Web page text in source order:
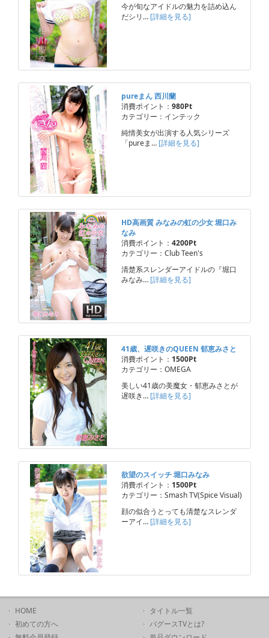
今が旬なアイドルの魅力を詰め込ん
だシリ… [詳細を見る]
pureまん 西川蘭
消費ポイント： 980Pt
カテゴリー：インテック
純情美女が出演する人気シリーズ
「pureま… [詳細を見る]
HD高画質 みなみの虹の少女 堀口み
なみ
消費ポイント： 4200Pt
カテゴリー：Club Teen's
清楚系スレンダーアイドルの『堀口
みなみ… [詳細を見る]
41歳、遅咲きのQUEEN 郁恵みさと
消費ポイント： 1500Pt
カテゴリー：OMEGA
美しい41歳の美魔女・郁恵みさとが
遅咲き… [詳細を見る]
欲望のスイッチ 堀口みなみ
消費ポイント： 1500Pt
カテゴリー：Smash TV(Spice Visual)
顔の似合うとっても清楚なスレンダ
ーアイ… [詳細を見る]
HOME
初めての方へ
タイトル一覧
バグースTVとは?